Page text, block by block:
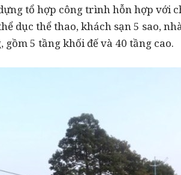
tổ hợp công trình hỗn hợp với
dục thể thao, khách sạn 5 sao,
gồm 5 tầng khối đế và 40 tầng cao.